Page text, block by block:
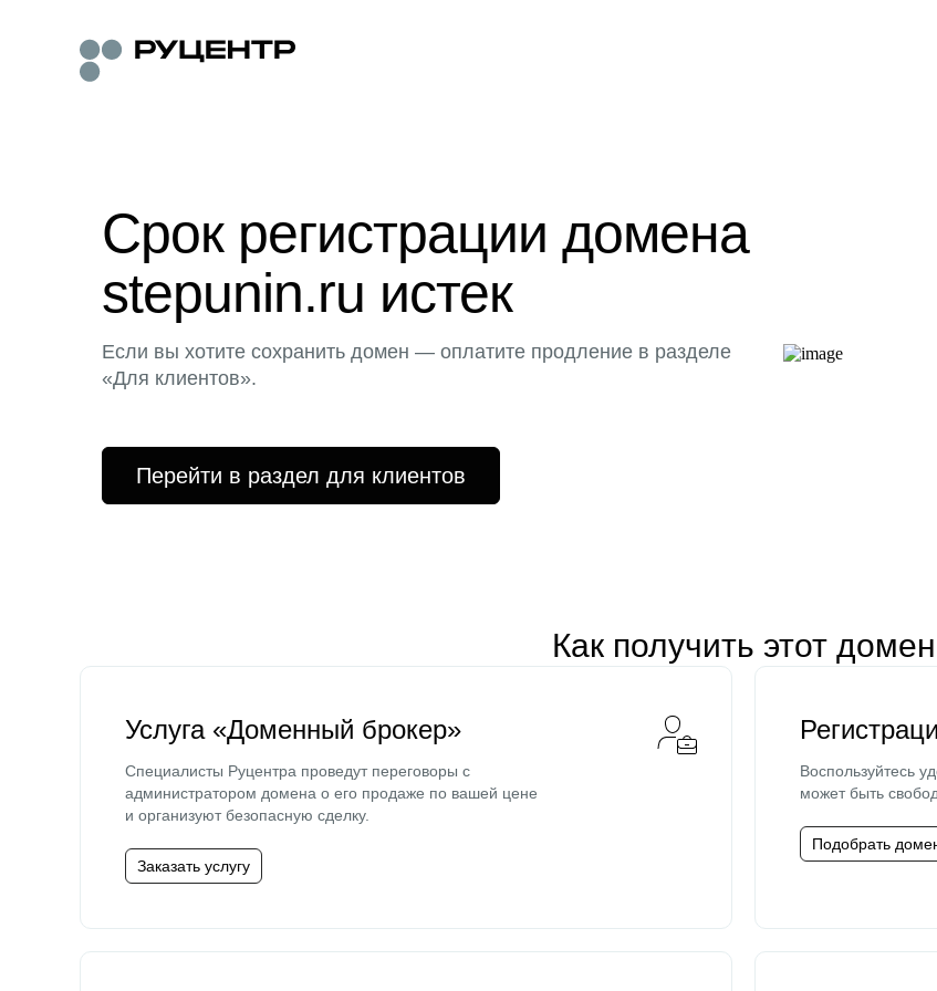
Срок регистрации домена
stepunin.ru истек
Если вы хотите сохранить домен — оплатите продление в разделе
«Для клиентов».
Перейти в раздел для клиентов
Как получить этот домен
Услуга «Доменный брокер»
Специалисты Руцентра проведут переговоры с
администратором домена о его продаже по вашей цене
и организуют безопасную сделку.
Заказать услугу
Воспользуйтесь
может быть
Подобрать